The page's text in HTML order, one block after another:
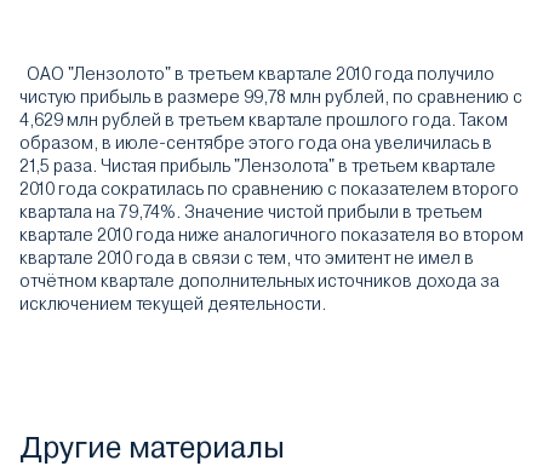
ОАО "Лензолото" в третьем квартале 2010 года получило
чистую прибыль в размере 99,78 млн рублей, по сравнению с
4,629 млн рублей в третьем квартале прошлого года. Таком
образом, в июле-сентябре этого года она увеличилась в
21,5 раза. Чистая прибыль "Лензолота" в третьем квартале
2010 года сократилась по сравнению с показателем второго
квартала на 79,74%. Значение чистой прибыли в третьем
квартале 2010 года ниже аналогичного показателя во втором
квартале 2010 года в связи с тем, что эмитент не имел в
отчётном квартале дополнительных источников дохода за
исключением текущей деятельности.
Другие материалы